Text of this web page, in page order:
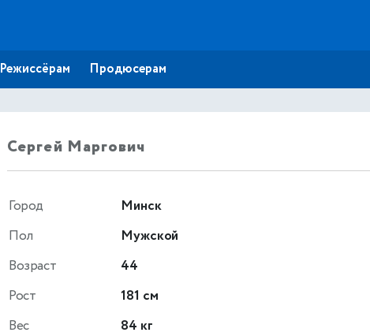
Режиссёрам Продюсерам
Сергей Маргович
Город
Минск
Пол
Мужской
Возраст
44
Рост
181 см
Вес
84 кг